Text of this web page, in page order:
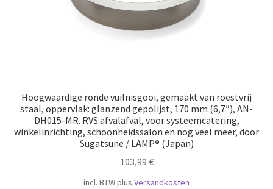
Hoogwaardige ronde vuilnisgooi, gemaakt van roestvrij
staal, oppervlak: glanzend gepolijst, 170 mm (6,7″), AN-
DH015-MR. RVS afvalafval, voor systeemcatering,
winkelinrichting, schoonheidssalon en nog veel meer, door
Sugatsune / LAMP® (Japan)
103,99 €
incl. BTWplus Versandkosten